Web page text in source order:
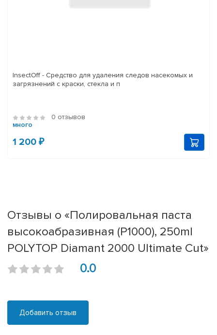
InsectOff - Средство для удаления следов насекомых и
загрязнений с краски, стекла и п
0 отзывов
много
1 200 ₽
Отзывы о «Полировальная паста
высокоабразивная (P1000), 250ml
POLYTOP Diamant 2000 Ultimate Cut»
0.0
Добавить отзыв